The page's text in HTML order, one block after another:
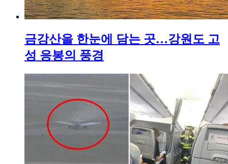
금강산을 한눈에 담는 곳…강원도 고
성 응봉의 풍경